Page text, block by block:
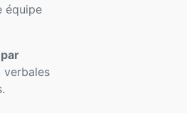
équipe
verbales